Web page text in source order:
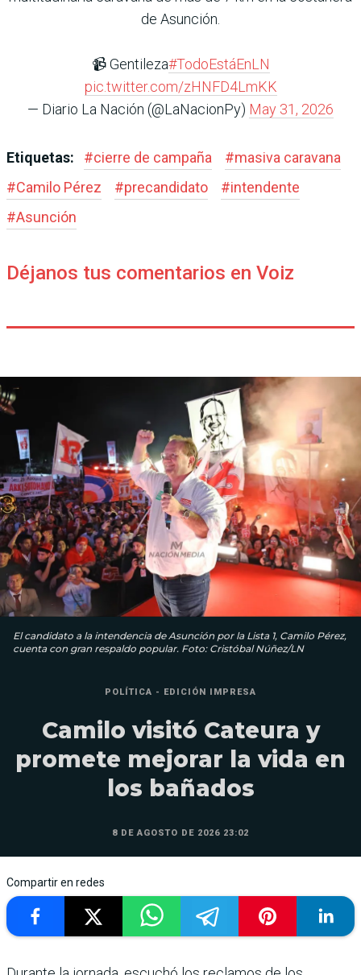
de Asunción.
📹 Gentileza#TodoEstáEnLN
pic.twitter.com/zHNFD4LmKK
— Diario La Nación (@LaNacionPy) May 31, 2026
Etiquetas: #cierre de campaña #masiva caravana
#Camilo Pérez #precandidato #intendente
#Asunción
Déjanos tus comentarios en Voiz
El candidato a la intendencia de Asunción por la Lista 1, Camilo Pérez,
cuenta con gran respaldo popular. Foto: Cristóbal Núñez/LN
POLÍTICA - EDICIÓN IMPRESA
Camilo visitó Cateura y
promete mejorar la vida en
los bañados
8 DE AGOSTO DE 2026 23:02
Compartir en redes